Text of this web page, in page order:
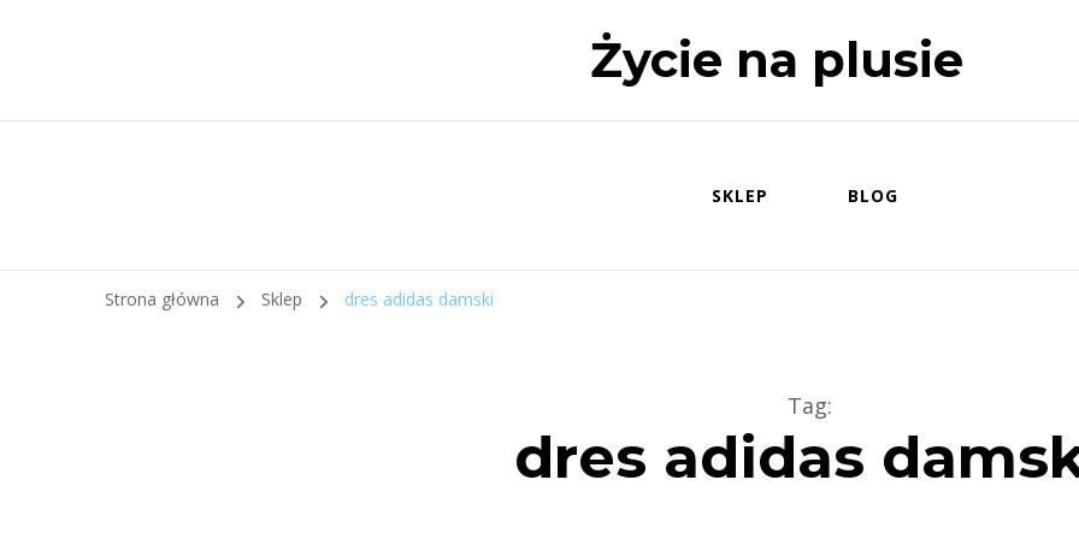
Życie na plusie
SKLEP BLOG
Strona główna Sklep dres adidas damski
Tag:
dres adidas